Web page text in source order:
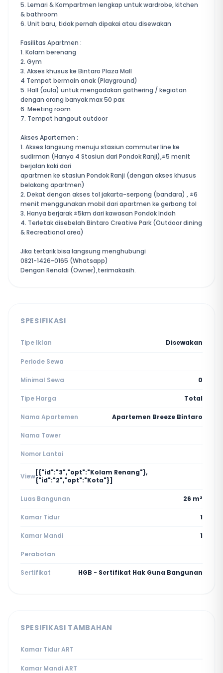
5. Lemari & Kompartmen lengkap untuk wardrobe, kitchen
& bathroom
6. Unit baru, tidak pernah dipakai atau disewakan
Fasilitas Apartmen :
1. Kolam berenang
2. Gym
3. Akses khusus ke Bintaro Plaza Mall
4 Tempat bermain anak (Playground)
5. Hall (aula) untuk mengadakan gathering / kegiatan
dengan orang banyak max 50 pax
6. Meeting room
7. Tempat hangout outdoor
Akses Apartemen :
1. Akses langsung menuju stasiun commuter line ke
sudirman (Hanya 4 Stasiun dari Pondok Ranji),±5 menit
berjalan kaki dari
apartmen ke stasiun Pondok Ranji (dengan akses khusus
belakang apartmen)
2. Dekat dengan akses tol jakarta-serpong (bandara) , ±6
menit menggunakan mobil dari apartmen ke gerbang tol
3. Hanya berjarak ±5km dari kawasan Pondok Indah
4. Terletak disebelah Bintaro Creative Park (Outdoor dining
& Recreational area)
Jika tertarik bisa langsung menghubungi
0821-1426-0165 (Whatsapp)
Dengan Renaldi (Owner),terimakasih.
SPESIFIKASI
Tipe Iklan Disewakan
Periode Sewa
Minimal Sewa 0
Tipe Harga Total
Nama Apartemen Apartemen Breeze Bintaro
Nama Tower
Nomor Lantai
View[{"id":"3","opt":"Kolam Renang"},
{"id":"2","opt":"Kota"}]
Luas Bangunan 26 m²
Kamar Tidur 1
Kamar Mandi 1
Perabotan
Sertifikat HGB - Sertifikat Hak Guna Bangunan
SPESIFIKASI TAMBAHAN
Kamar Tidur ART
Kamar Mandi ART